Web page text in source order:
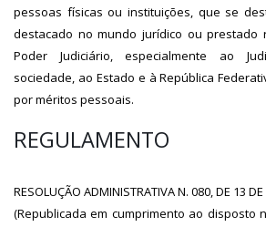
pessoas físicas ou instituições, que se
destacado no mundo jurídico ou prestado
Poder Judiciário, especialmente ao
sociedade, ao Estado e à República
por méritos pessoais.
REGULAMENTO
RESOLUÇÃO ADMINISTRATIVA N. 080, DE 13
(Republicada em cumprimento ao disposto